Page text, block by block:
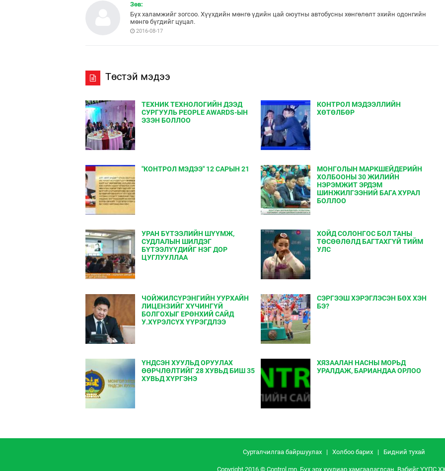
Зөв:
Бүх халамжийг зогсоо. Хүүхдийн мөнгө үдийн цай оюутны автобусны хөнгөлөлт эхийн одонгийн
мөнгө бүгдийг цуцал.
2016-08-17
Төстэй мэдээ
ТЕХНИК ТЕХНОЛОГИЙН ДЭЭД
СУРГУУЛЬ PEOPLE AWARDS-ЫН
ЭЗЭН БОЛЛОО
КОНТРОЛ МЭДЭЭЛЛИЙН
ХӨТӨЛБӨР
"КОНТРОЛ МЭДЭЭ" 12 САРЫН 21
МОНГОЛЫН МАРКШЕЙДЕРИЙН
ХОЛБООНЫ 30 ЖИЛИЙН
НЭРЭМЖИТ ЭРДЭМ
ШИНЖИЛГЭЭНИЙ БАГА ХУРАЛ
БОЛЛОО
УРАН БҮТЭЭЛИЙН ШҮҮМЖ,
СУДЛАЛЫН ШИЛДЭГ
БҮТЭЭЛҮҮДИЙГ НЭГ ДОР
ЦУГЛУУЛЛАА
ХОЙД СОЛОНГОС БОЛ ТАНЫ
ТӨСӨӨЛӨЛД БАГТАХГҮЙ ТИЙМ
УЛС
ЧОЙЖИЛСҮРЭНГИЙН УУРХАЙН
ЛИЦЕНЗИЙГ ХҮЧИНГҮЙ
БОЛГОХЫГ ЕРѲНХИЙ САЙД
У.ХҮРЭЛСҮХ ҮҮРЭГДЛЭЭ
СЭРГЭЭШ ХЭРЭГЛЭСЭН БӨХ ХЭН
БЭ?
ҮНДСЭН ХУУЛЬД ОРУУЛАХ
ӨӨРЧЛӨЛТИЙГ 28 ХУВЬД БИШ 35
ХУВЬД ХҮРГЭНЭ
ХЯЗААЛАН НАСНЫ МОРЬД
УРАЛДАЖ, БАРИАНДАА ОРЛОО
Сурталчилгаа байршуулах| Холбоо барих| Бидний тухай
Copyright 2016 © Control.mn. Бүх эрх хуулиар хамгаалагдсан. ВэбийгҮҮПС